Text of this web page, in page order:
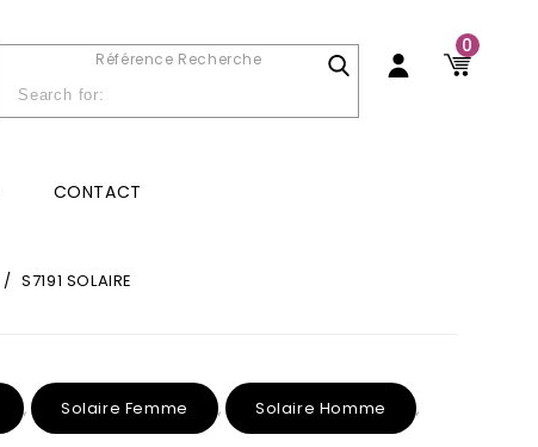
0
Référence Recherche
CONTACT
/ S7191 SOLAIRE
, Solaire Femme , Solaire Homme ,